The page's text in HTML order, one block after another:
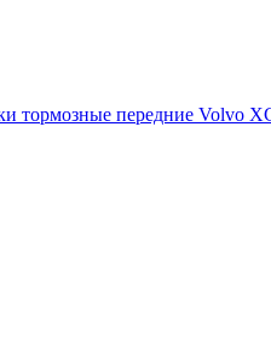
тормозные передние Volvo